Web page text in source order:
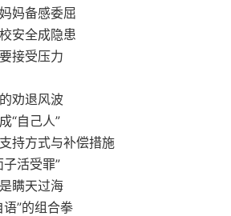
妈备感委屈
安全成隐患
接受压力
劝退风波
“自己人”
持方式与补偿措施
活受罪”
瞒天过海
”的组合拳